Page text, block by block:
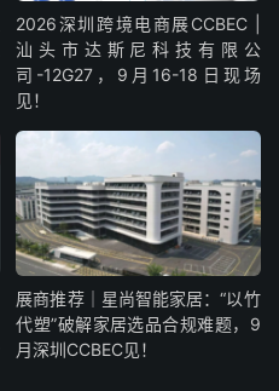
2026深圳跨境电商展CCBEC |
汕头市达斯尼科技有限公
司-12G27，9月16-18日现场
见！
展商推荐｜星尚智能家居：“以竹
代塑”破解家居选品合规难题，9
月深圳CCBEC见！